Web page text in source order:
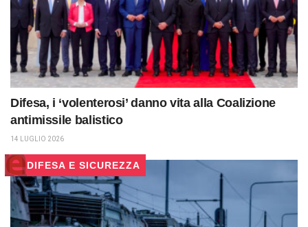
Difesa, i ‘volenterosi’ danno vita alla Coalizione
antimissile balistico
14 LUGLIO 2026
DIFESA E SICUREZZA